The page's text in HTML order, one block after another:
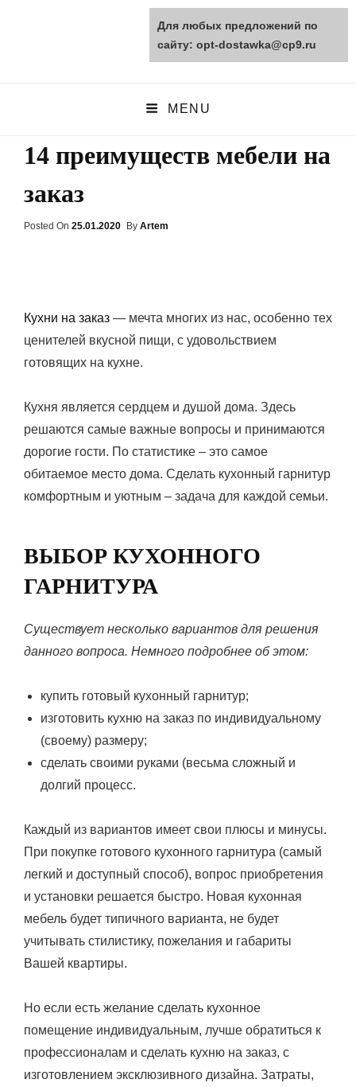
opt-dostawka.ru
MENU
14 преимуществ мебели на
заказ
Posted On Posted
25.01.2020 By Artem
Кухни на заказ — мечта многих из нас, особенно тех
ценителей вкусной пищи, с удовольствием
готовящих на кухне.
Кухня является сердцем и душой дома. Здесь
решаются самые важные вопросы и принимаются
дорогие гости. По статистике – это самое
обитаемое место дома. Сделать кухонный гарнитур
комфортным и уютным – задача для каждой семьи.
ВЫБОР КУХОННОГО
ГАРНИТУРА
Существует несколько вариантов для решения
данного вопроса. Немного подробнее об этом:
купить готовый кухонный гарнитур;
изготовить кухню на заказ по индивидуальному
(своему) размеру;
сделать своими руками (весьма сложный и
долгий процесс.
Каждый из вариантов имеет свои плюсы и минусы.
При покупке готового кухонного гарнитура (самый
легкий и доступный способ), вопрос приобретения
и установки решается быстро. Новая кухонная
мебель будет типичного варианта, не будет
учитывать стилистику, пожелания и габариты
Вашей квартиры.
Но если есть желание сделать кухонное
помещение индивидуальным, лучше обратиться к
профессионалам и сделать кухню на заказ, с
изготовлением эксклюзивного дизайна. Затраты,
Для любых предложений по
сайту: opt-dostawka@cp9.ru